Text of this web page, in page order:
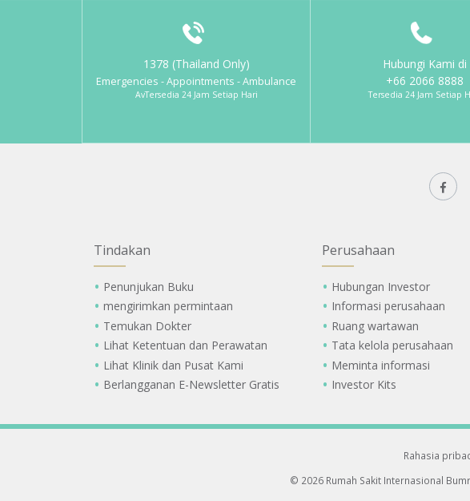
1378 (Thailand Only)
Emergencies - Appointments - Ambulance
AvTersedia 24 Jam Setiap Hari
Hubungi Kami di
+66 2066 8888
Tersedia 24 Jam Setiap
Tindakan
Penunjukan Buku
mengirimkan permintaan
Temukan Dokter
Lihat Ketentuan dan Perawatan
Lihat Klinik dan Pusat Kami
Berlangganan E-Newsletter Gratis
Perusahaan
Hubungan Investor
Informasi perusahaan
Ruang wartawan
Tata kelola perusahaan
Meminta informasi
Investor Kits
Rahasia
© 2026 Rumah Sakit Internasional